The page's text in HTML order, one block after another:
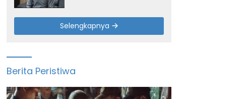
Selengkapnya
Berita Peristiwa